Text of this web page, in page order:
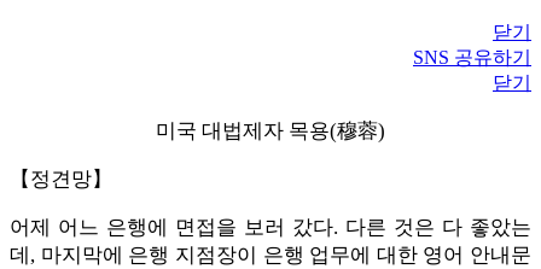
닫기
SNS 공유하기
닫기
미국 대법제자 목용(穆蓉)
【정견망】
어제 어느 은행에 면접을 보러 갔다. 다른 것은 다 좋았는
데, 마지막에 은행 지점장이 은행 업무에 대한 영어 안내문